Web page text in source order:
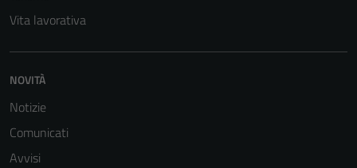
Vita lavorativa
NOVITÀ
Notizie
Comunicati
Avvisi